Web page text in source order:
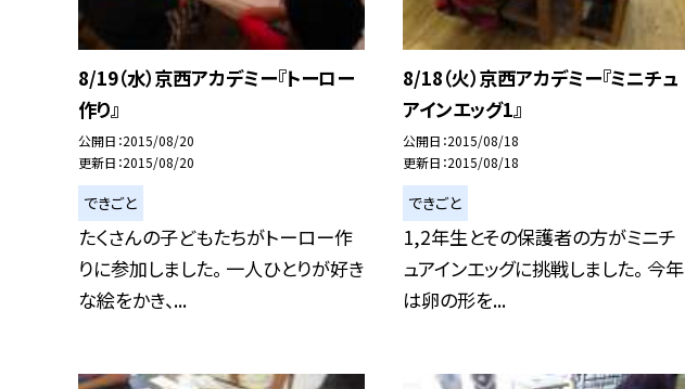
8/19（水）京西アカデミー『トーロー
作り』
公開日 2015/08/20
更新日 2015/08/20
できごと
たくさんの子どもたちがトーロー作
りに参加しました。 一人ひとりが好き
な絵をかき、...
8/18（火）京西アカデミー『ミニチュ
アインエッグ1』
公開日 2015/08/18
更新日 2015/08/18
できごと
1,2年生とその保護者の方がミニチ
ュアインエッグに挑戦しました。 今年
は卵の形を...